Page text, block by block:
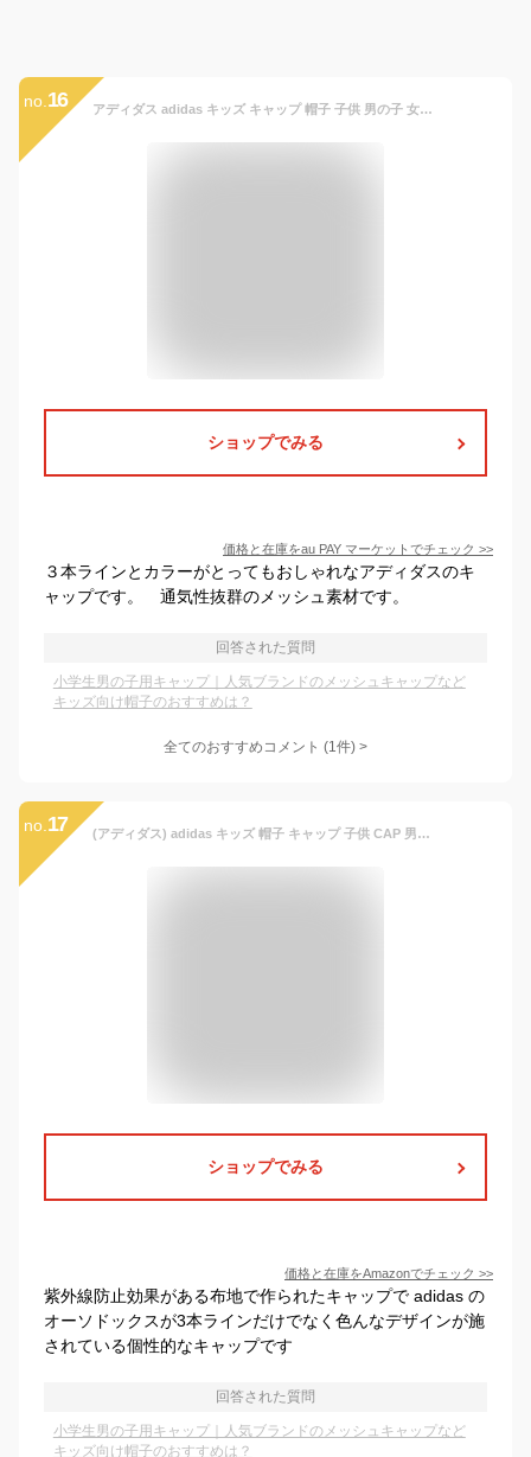
no. 16 アディダス adidas キッズ キャップ 帽子 子供 男の子 女の子 日よけ 熱中症対策 スポーツ サッ
ショップでみる
価格と在庫をau PAY マーケット でチェック >>
３本ラインとカラーがとってもおしゃれなアディダスのキ
ャップです。 通気性抜群のメッシュ素材です。
回答された質問
小学生男の子用キャップ｜人気ブランドのメッシュキャップなど
キッズ向け帽子のおすすめは？
全てのおすすめコメント (1件) >
no. 17 (アディダス) adidas キッズ 帽子 キャップ 子供 CAP 男の子 女の子 小学生 サッカー 運動 紫外線予防 紫外線対策 ひよけ 熱中症 (71 ネイビー)
ショップでみる
価格と在庫をAmazonでチェック >>
紫外線防止効果がある布地で作られたキャップで adidas の
オーソドックスが3本ラインだけでなく色んなデザインが施
されている個性的なキャップです
回答された質問
小学生男の子用キャップ｜人気ブランドのメッシュキャップなど
キッズ向け帽子のおすすめは？